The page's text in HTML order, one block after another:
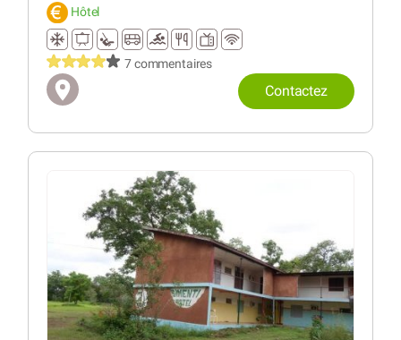
Hôtel
7 commentaires
Contactez